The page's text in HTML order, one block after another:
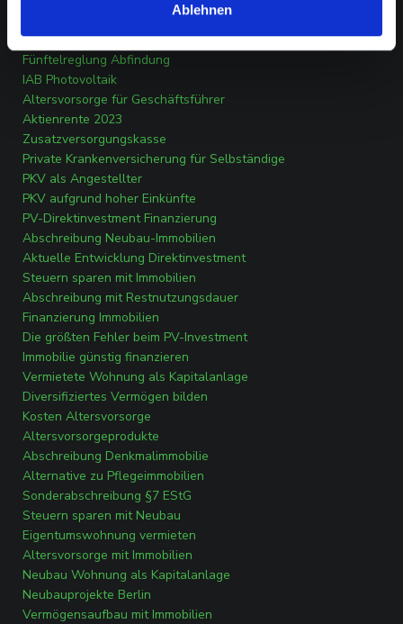
Ablehnen
Abfindung steuerfrei erhalten
Solar Direktinvestment
Fünftelreglung Abfindung
IAB Photovoltaik
Altersvorsorge für Geschäftsführer
Aktienrente 2023
Zusatzversorgungskasse
Private Krankenversicherung für Selbständige
PKV als Angestellter
PKV aufgrund hoher Einkünfte
PV-Direktinvestment Finanzierung
Abschreibung Neubau-Immobilien
Aktuelle Entwicklung Direktinvestment
Steuern sparen mit Immobilien
Abschreibung mit Restnutzungsdauer
Finanzierung Immobilien
Die größten Fehler beim PV-Investment
Immobilie günstig finanzieren
Vermietete Wohnung als Kapitalanlage
Diversifiziertes Vermögen bilden
Kosten Altersvorsorge
Altersvorsorgeprodukte
Abschreibung Denkmalimmobilie
Alternative zu Pflegeimmobilien
Sonderabschreibung §7 EStG
Steuern sparen mit Neubau
Eigentumswohnung vermieten
Altersvorsorge mit Immobilien
Neubau Wohnung als Kapitalanlage
Neubauprojekte Berlin
Vermögensaufbau mit Immobilien